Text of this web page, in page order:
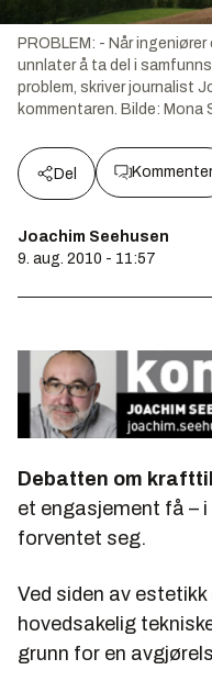
PROBLEM: - Når
unnlater å ta del i
problem, skriver journalist
kommentaren. Bilde: Mona
Del Kommenter
Joachim Seehusen
9. aug. 2010 - 11:57
Debatten om
et engasjement få –
forventet seg.
Ved siden av
hovedsakelig
grunn for en